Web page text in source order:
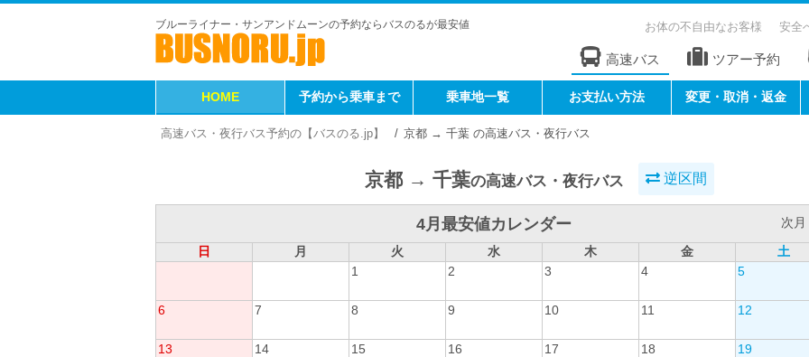
ブルーライナー・サンアンドムーンの予約ならバスのるが最安値 お体の不自由なお客様 安全
高速バス ツアー予約
HOME 予約から乗車まで 乗車地一覧 お支払い方法 変更・取消・返金
高速バス・夜行バス予約の【バスのる.jp】 京都 → 千葉 の高速バス・夜行バス
京都 → 千葉の高速バス・夜行バス 逆区間
4月最安値カレンダー
次月
日
月 火 水 木 金
土
1
2 3 4 5
6 7 8 9 10 11 12
13 14 15 16 17 18 19